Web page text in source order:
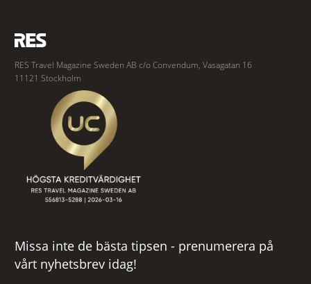
RES Travel Magazine Sweden AB c/o Convendum, Vasagatan 16
11121 Stockholm
Missa inte de bästa tipsen - prenumerera på
vårt nyhetsbrev idag!